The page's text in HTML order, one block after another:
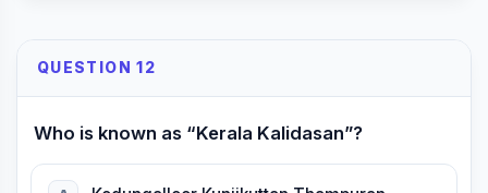
QUESTION 12
Who is known as “Kerala Kalidasan”?